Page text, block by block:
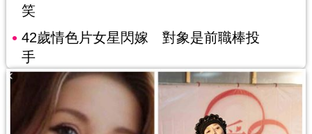
笑
42歲情色片女星閃嫁 對象是前職棒投
手